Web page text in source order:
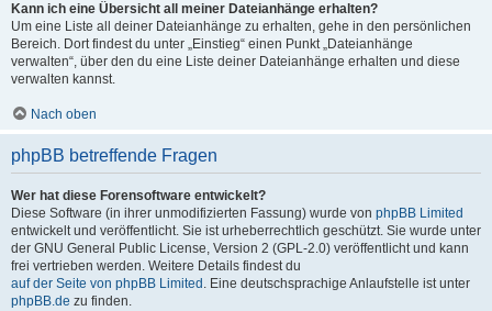
Kann ich eine Übersicht all meiner Dateianhänge erhalten?
Um eine Liste all deiner Dateianhänge zu erhalten, gehe in den persönlichen
Bereich. Dort findest du unter „Einstieg“ einen Punkt „Dateianhänge
verwalten“, über den du eine Liste deiner Dateianhänge erhalten und diese
verwalten kannst.
Nach oben
phpBB betreffende Fragen
Wer hat diese Forensoftware entwickelt?
Diese Software (in ihrer unmodifizierten Fassung) wurde von phpBB Limited
entwickelt und veröffentlicht. Sie ist urheberrechtlich geschützt. Sie wurde unter
der GNU General Public License, Version 2 (GPL-2.0) veröffentlicht und kann
frei vertrieben werden. Weitere Details findest du
auf der Seite von phpBB Limited . Eine deutschsprachige Anlaufstelle ist unter
phpBB.de zu finden.